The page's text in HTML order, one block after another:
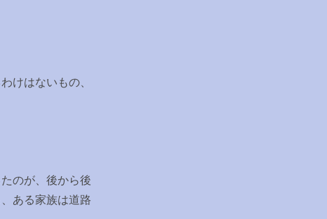
けはないもの、
のが、後から後
ある家族は道路